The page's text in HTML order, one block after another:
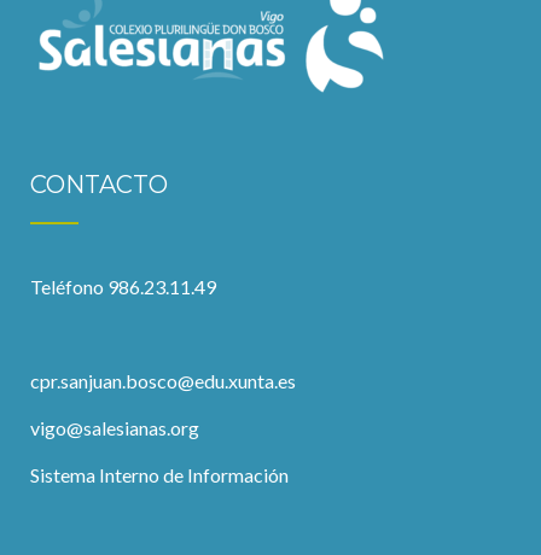
CONTACTO
Teléfono 986.23.11.49
cpr.sanjuan.bosco@edu.xunta.es
vigo@salesianas.org
Sistema Interno de Información